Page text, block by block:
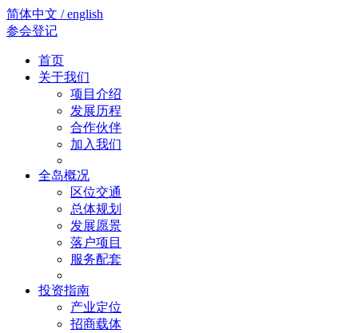
简体中文 / english
参会登记
首页
关于我们
项目介绍
发展历程
合作伙伴
加入我们
全岛概况
区位交通
总体规划
发展愿景
落户项目
服务配套
投资指南
产业定位
招商载体